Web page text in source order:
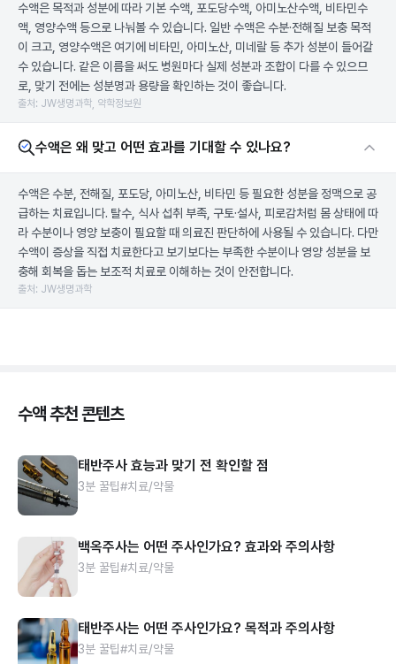
수액은 목적과 성분에 따라 기본 수액, 포도당수액, 아미노산수액, 비타민수
액, 영양수액 등으로 나눠볼 수 있습니다. 일반 수액은 수분·전해질 보충 목적
이 크고, 영양수액은 여기에 비타민, 아미노산, 미네랄 등 추가 성분이 들어갈
수 있습니다. 같은 이름을 써도 병원마다 실제 성분과 조합이 다를 수 있으므
로, 맞기 전에는 성분명과 용량을 확인하는 것이 좋습니다.
출처: JW생명과학, 약학정보원
수액은 왜 맞고 어떤 효과를 기대할 수 있나요?
수액은 수분, 전해질, 포도당, 아미노산, 비타민 등 필요한 성분을 정맥으로 공
급하는 치료입니다. 탈수, 식사 섭취 부족, 구토·설사, 피로감처럼 몸 상태에 따
라 수분이나 영양 보충이 필요할 때 의료진 판단하에 사용될 수 있습니다. 다만
수액이 증상을 직접 치료한다고 보기보다는 부족한 수분이나 영양 성분을 보
충해 회복을 돕는 보조적 치료로 이해하는 것이 안전합니다.
출처: JW생명과학
수액 추천 콘텐츠
태반주사 효능과 맞기 전 확인할 점
3분 꿀팁#치료/약물
백옥주사는 어떤 주사인가요? 효과와 주의사항
3분 꿀팁#치료/약물
태반주사는 어떤 주사인가요? 목적과 주의사항
3분 꿀팁#치료/약물